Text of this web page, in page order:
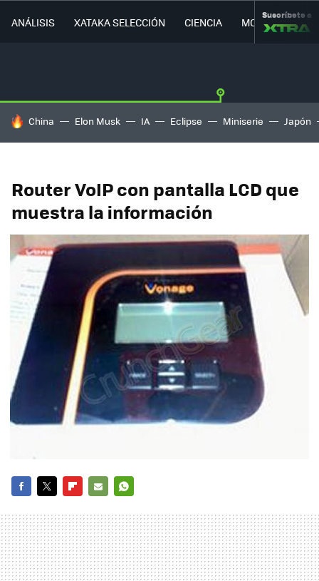
ANÁLISIS XATAKA SELECCIÓN CIENCIA MOVILIDAD
Suscríbete a
HOY SE HABLA DE
China Elon Musk IA Eclipse Miniserie Japón
Router VoIP con pantalla LCD que
muestra la información
MAIL